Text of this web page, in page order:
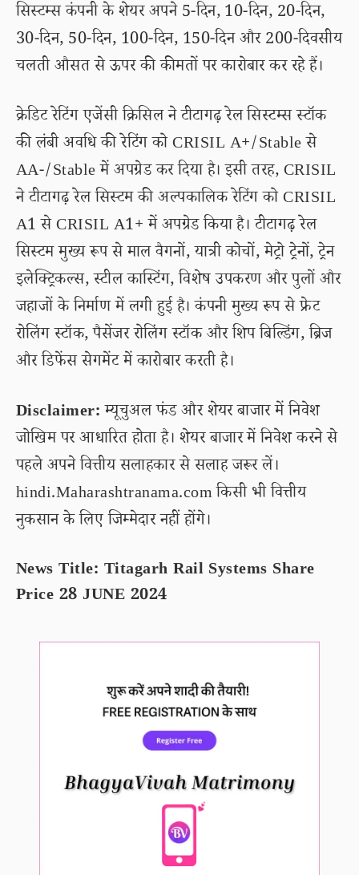
सिस्टम्स कंपनी के शेयर अपने 5-दिन, 10-दिन, 20-दिन,
30-दिन, 50-दिन, 100-दिन, 150-दिन और 200-दिवसीय
चलती औसत से ऊपर की कीमतों पर कारोबार कर रहे हैं।
क्रेडिट रेटिंग एजेंसी क्रिसिल ने टीटागढ़ रेल सिस्टम्स स्टॉक
की लंबी अवधि की रेटिंग को CRISIL A+/Stable से
AA-/Stable में अपग्रेड कर दिया है। इसी तरह, CRISIL
ने टीटागढ़ रेल सिस्टम की अल्पकालिक रेटिंग को CRISIL
A1 से CRISIL A1+ में अपग्रेड किया है। टीटागढ़ रेल
सिस्टम मुख्य रूप से माल वैगनों, यात्री कोचों, मेट्रो ट्रेनों, ट्रेन
इलेक्ट्रिकल्स, स्टील कास्टिंग, विशेष उपकरण और पुलों और
जहाजों के निर्माण में लगी हुई है। कंपनी मुख्य रूप से फ्रेट
रोलिंग स्टॉक, पैसेंजर रोलिंग स्टॉक और शिप बिल्डिंग, ब्रिज
और डिफेंस सेगमेंट में कारोबार करती है।
Disclaimer:म्यूचुअल फंड और शेयर बाजार में निवेश
जोखिम पर आधारित होता है। शेयर बाजार में निवेश करने से
पहले अपने वित्तीय सलाहकार से सलाह जरूर लें।
hindi.Maharashtranama.com किसी भी वित्तीय
नुकसान के लिए जिम्मेदार नहीं होंगे।
News Title: Titagarh Rail Systems Share
Price 28 JUNE 2024